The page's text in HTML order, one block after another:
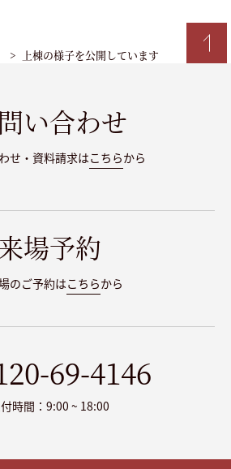
上棟の様子を公開しています
い合わせ
せ・資料請求はこちらから
場予約
のご予約はこちらから
69-4146
時間：9:00 ~ 18:00